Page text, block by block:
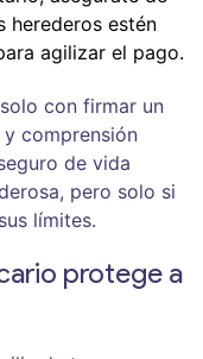
herederos estén
agilizar el pago.
con firmar un
comprensión
de vida
pero solo si
límites.
protege a